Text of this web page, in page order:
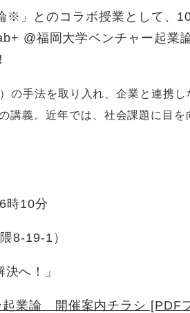
」とのコラボ授業として、
@福岡大学ベンチャー起業論
手法を取り入れ、企業と連携し
講義。近年では、社会課題に目を
時10分​
8-19-1）
へ！」
業論 開催案内チラシ [PDF